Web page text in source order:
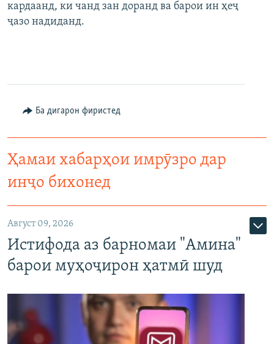
кардаанд, ки чанд зан доранд ва барои ин ҳеҷ
ҷазо надиданд.
Ба дигарон фиристед
Ҳамаи хабарҳои имрӯзро дар
инҷо бихонед
Август 09, 2026
Истифода аз барномаи "Амина"
барои муҳоҷирон ҳатмӣ шуд